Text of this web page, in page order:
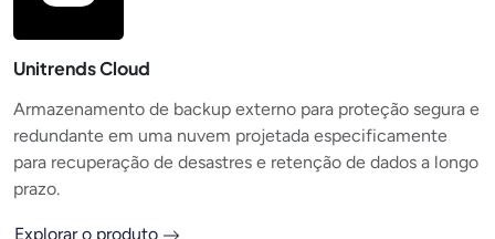
Unitrends Cloud
Armazenamento de backup externo para proteção segura e
redundante em uma nuvem projetada especificamente
para recuperação de desastres e retenção de dados a longo
prazo.
Explorar o produto